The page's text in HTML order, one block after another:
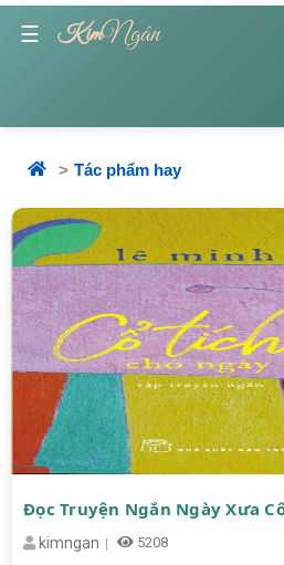
☰ KimNgân
Tác phẩm hay
Đọc Truyện Ngắn Ngày Xưa
kimngan 5208